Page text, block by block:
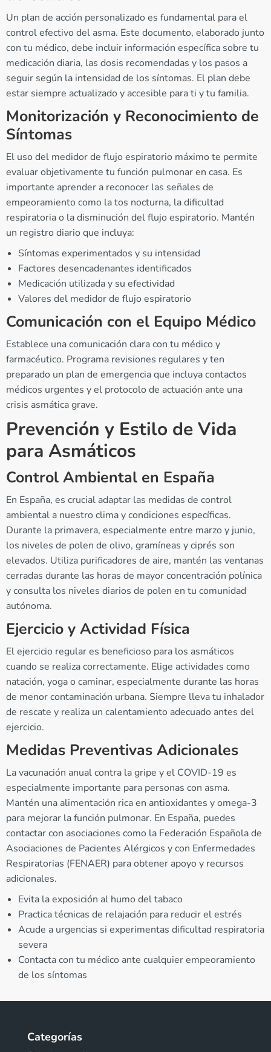
Un plan de acción personalizado es fundamental para el
control efectivo del asma. Este documento, elaborado junto
con tu médico, debe incluir información específica sobre tu
medicación diaria, las dosis recomendadas y los pasos a
seguir según la intensidad de los síntomas. El plan debe
estar siempre actualizado y accesible para ti y tu familia.
Monitorización y Reconocimiento de
Síntomas
El uso del medidor de flujo espiratorio máximo te permite
evaluar objetivamente tu función pulmonar en casa. Es
importante aprender a reconocer las señales de
empeoramiento como la tos nocturna, la dificultad
respiratoria o la disminución del flujo espiratorio. Mantén
un registro diario que incluya:
Síntomas experimentados y su intensidad
Factores desencadenantes identificados
Medicación utilizada y su efectividad
Valores del medidor de flujo espiratorio
Comunicación con el Equipo Médico
Establece una comunicación clara con tu médico y
farmacéutico. Programa revisiones regulares y ten
preparado un plan de emergencia que incluya contactos
médicos urgentes y el protocolo de actuación ante una
crisis asmática grave.
Prevención y Estilo de Vida
para Asmáticos
Control Ambiental en España
En España, es crucial adaptar las medidas de control
ambiental a nuestro clima y condiciones específicas.
Durante la primavera, especialmente entre marzo y junio,
los niveles de polen de olivo, gramíneas y ciprés son
elevados. Utiliza purificadores de aire, mantén las ventanas
cerradas durante las horas de mayor concentración polínica
y consulta los niveles diarios de polen en tu comunidad
autónoma.
Ejercicio y Actividad Física
El ejercicio regular es beneficioso para los asmáticos
cuando se realiza correctamente. Elige actividades como
natación, yoga o caminar, especialmente durante las horas
de menor contaminación urbana. Siempre lleva tu inhalador
de rescate y realiza un calentamiento adecuado antes del
ejercicio.
Medidas Preventivas Adicionales
La vacunación anual contra la gripe y el COVID-19 es
especialmente importante para personas con asma.
Mantén una alimentación rica en antioxidantes y omega-3
para mejorar la función pulmonar. En España, puedes
contactar con asociaciones como la Federación Española de
Asociaciones de Pacientes Alérgicos y con Enfermedades
Respiratorias (FENAER) para obtener apoyo y recursos
adicionales.
Evita la exposición al humo del tabaco
Practica técnicas de relajación para reducir el estrés
Acude a urgencias si experimentas dificultad respiratoria
severa
Contacta con tu médico ante cualquier empeoramiento
de los síntomas
Categorías